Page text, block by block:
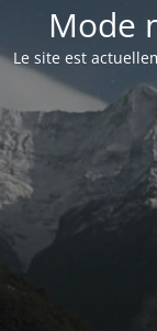
Mode
Le site est